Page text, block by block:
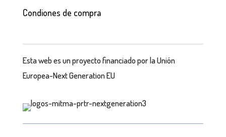
Condiones de compra
Esta web es un proyecto financiado por la Unión
Europea-Next Generation EU